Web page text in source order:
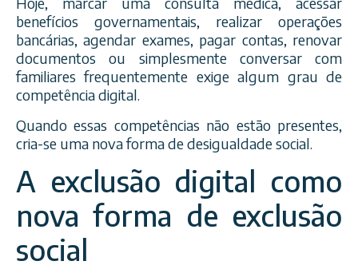
benefícios governamentais, realizar operações
bancárias, agendar exames, pagar contas, renovar
documentos ou simplesmente conversar com
familiares frequentemente exige algum grau de
competência digital.
Quando essas competências não estão presentes,
cria-se uma nova forma de desigualdade social.
A exclusão digital como
nova forma de exclusão
social